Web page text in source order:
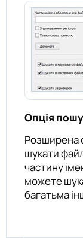
Опція
Розширена
шукати
частину
можете
багатьма